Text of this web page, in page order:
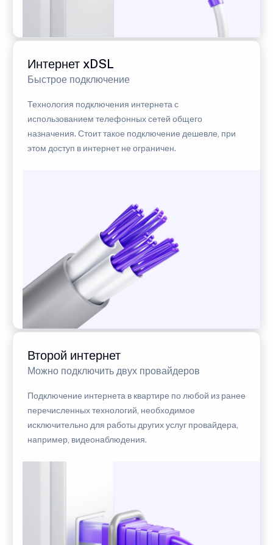
Интернет xDSL
Быстрое подключение
Технология подключения интернета с
использованием телефонных сетей общего
назначения. Стоит такое подключение дешевле, при
этом доступ в интернет не ограничен.
Второй интернет
Можно подключить двух провайдеров
Подключение интернета в квартире по любой из ранее
перечисленных технологий, необходимое
исключительно для работы других услуг провайдера,
например, видеонаблюдения.